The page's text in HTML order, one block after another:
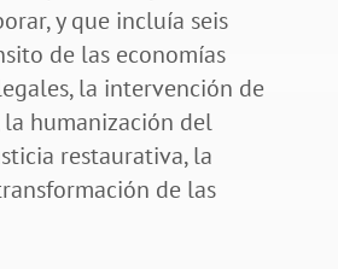
y que incluía seis
de las economías
la intervención de
humanización del
restaurativa, la
de las